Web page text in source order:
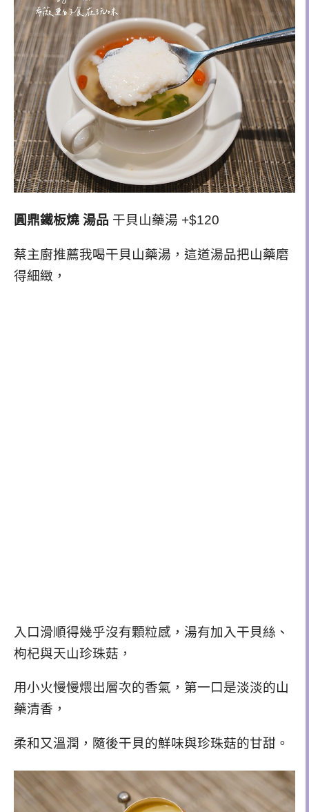
圓鼎鐵板燒 湯品 干貝山藥湯 +$120
蔡主廚推薦我喝干貝山藥湯， 這道湯品把山藥磨
得細緻，
入口滑順得幾乎沒有顆粒感，湯有加入干貝絲、
枸杞與天山珍珠菇，
用小火慢慢煨出層次的香氣， 第一口是淡淡的山
藥清香，
柔和又溫潤，隨後干貝的鮮味與珍珠菇的甘甜。